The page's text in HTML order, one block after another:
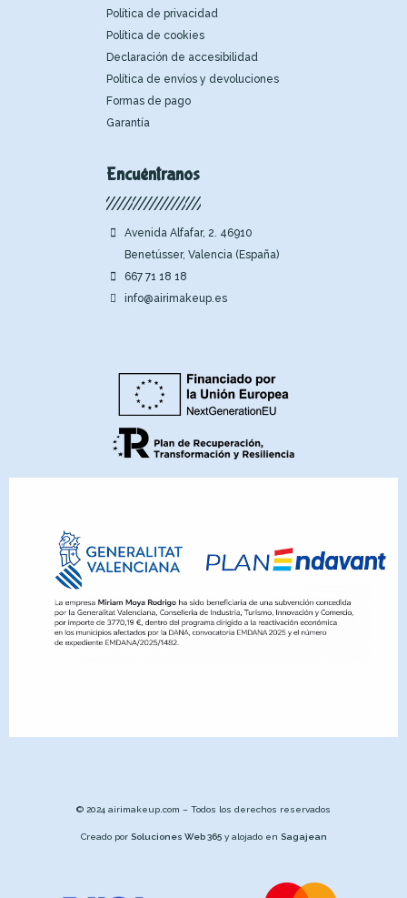
Política de privacidad
Política de cookies
Declaración de accesibilidad
Política de envíos y devoluciones
Formas de pago
Garantía
Encuéntranos
Avenida Alfafar, 2. 46910
Benetússer, Valencia (España)
667 71 18 18
info@airimakeup.es
© 2024 airimakeup.com – Todos los derechos reservados
Creado por Soluciones Web 365y alojado en Sagajean